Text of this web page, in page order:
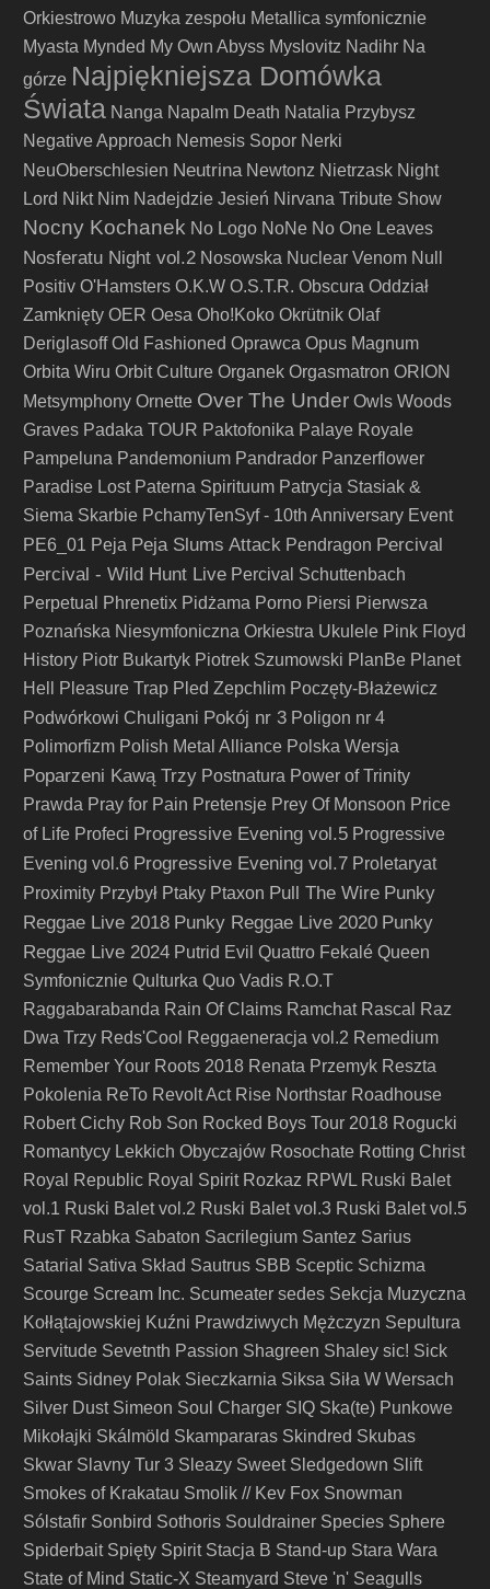
Orkiestrowo Muzyka zespołu Metallica symfonicznie
Myasta Mynded My Own Abyss Myslovitz Nadihr Na
górze Najpiękniejsza Domówka
Świata Nanga Napalm Death Natalia Przybysz
Negative Approach Nemesis Sopor Nerki
NeuOberschlesien Neutrina Newtonz Nietrzask Night
Lord Nikt Nim Nadejdzie Jesień Nirvana Tribute Show
Nocny Kochanek No Logo NoNe No One Leaves
Nosferatu Night vol.2 Nosowska Nuclear Venom Null
Positiv O'Hamsters O.K.W O.S.T.R. Obscura Oddział
Zamknięty OER Oesa Oho!Koko Okrütnik Olaf
Deriglasoff Old Fashioned Oprawca Opus Magnum
Orbita Wiru Orbit Culture Organek Orgasmatron ORION
Metsymphony Ornette Over The Under Owls Woods
Graves Padaka TOUR Paktofonika Palaye Royale
Pampeluna Pandemonium Pandrador Panzerflower
Paradise Lost Paterna Spirituum Patrycja Stasiak &
Siema Skarbie PchamyTenSyf - 10th Anniversary Event
PE6_01 Peja Peja Slums Attack Pendragon Percival
Percival - Wild Hunt Live Percival Schuttenbach
Perpetual
Phrenetix Pidżama Porno Piersi Pierwsza
Poznańska Niesymfoniczna Orkiestra Ukulele Pink Floyd
History Piotr Bukartyk Piotrek Szumowski PlanBe Planet
Hell
Pleasure Trap Pled Zepchlim Poczęty-Błażewicz
Podwórkowi Chuligani Pokój nr 3 Poligon nr 4
Polimorfizm Polish Metal Alliance Polska Wersja
Poparzeni Kawą Trzy Postnatura Power of Trinity
Prawda Pray for Pain Pretensje Prey Of Monsoon Price
of Life Profeci Progressive Evening vol.5 Progressive
Evening vol.6 Progressive Evening vol.7 Proletaryat
Proximity Przybył Ptaky Ptaxon Pull The Wire Punky
Reggae Live 2018 Punky Reggae Live 2020 Punky
Reggae Live 2024 Putrid Evil Quattro Fekalé Queen
Symfonicznie Qulturka Quo Vadis R.O.T
Raggabarabanda Rain Of Claims Ramchat Rascal
Raz
Dwa Trzy Reds'Cool Reggaeneracja vol.2 Remedium
Remember Your Roots 2018 Renata Przemyk Reszta
Pokolenia ReTo Revolt Act Rise Northstar Roadhouse
Robert Cichy Rob Son Rocked Boys Tour 2018 Rogucki
Romantycy Lekkich Obyczajów Rosochate Rotting Christ
Royal Republic Royal Spirit Rozkaz RPWL Ruski Balet
vol.1 Ruski Balet vol.2 Ruski Balet vol.3 Ruski Balet vol.5
RusT Rzabka Sabaton Sacrilegium Santez Sarius
Satarial Sativa Skład Sautrus SBB Sceptic Schizma
Scourge Scream Inc. Scumeater sedes Sekcja Muzyczna
Kołłątajowskiej Kuźni Prawdziwych Mężczyzn Sepultura
Servitude Sevetnth Passion Shagreen Shaley sic! Sick
Saints Sidney Polak Sieczkarnia Siksa Siła W Wersach
Silver Dust Simeon Soul Charger SIQ Ska(te) Punkowe
Mikołajki Skálmöld Skampararas Skindred Skubas
Skwar Slavny Tur 3 Sleazy Sweet Sledgedown Slift
Smokes of Krakatau Smolik // Kev Fox Snowman
Sólstafir Sonbird Sothoris Souldrainer Species Sphere
Spiderbait Spięty Spirit Stacja B Stand-up Stara Wara
State of Mind Static-X Steamyard Steve 'n' Seagulls